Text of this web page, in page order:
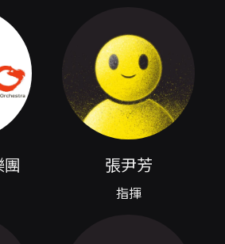
音樂盛會。本場演出由指揮張尹
自四個不同國度的大提琴名家與
共同演出，節目橫跨委託世界首
為大提琴量身創作的協奏作品，
西方弦樂獨奏之間的多重對話與
以「跨文化的聲音對話」為核
曲語彙與編制形態，探索大提琴
器合奏時所產生的新音色、節奏
安·穆勒（Fabian Müller）受委
》的世界首演。世界首演作品往
演出團隊之間的密集合作，也可
張尹芳
指揮